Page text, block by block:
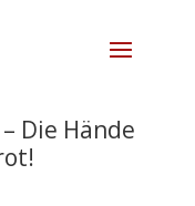
Die Hände